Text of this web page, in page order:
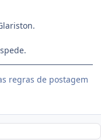
regras de postagem